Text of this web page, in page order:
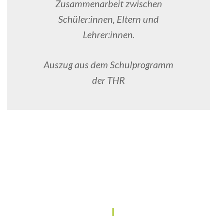
Zusammenarbeit zwischen
Schüler:innen, Eltern und
Lehrer:innen.
Auszug aus dem Schulprogramm
der THR